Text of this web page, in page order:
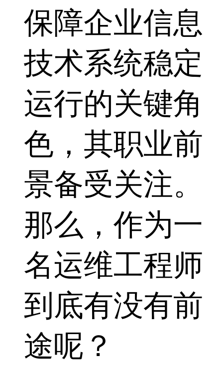
保障企业信息
技术系统稳定
运行的关键角
色，其职业前
景备受关注。
那么，作为一
名运维工程师
到底有没有前
途呢？